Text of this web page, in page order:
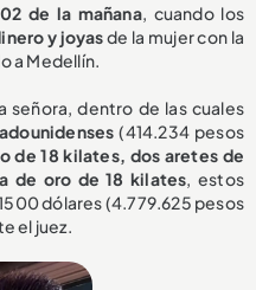
de la mañana, cuando los
y joyasde la mujer con la
a Medellín.
señora, dentro de las cuales
(414.234 pesos
de 18 kilates, dos aretes de
de oro de 18 kilates, estos
dólares (4.779.625 pesos
el juez.